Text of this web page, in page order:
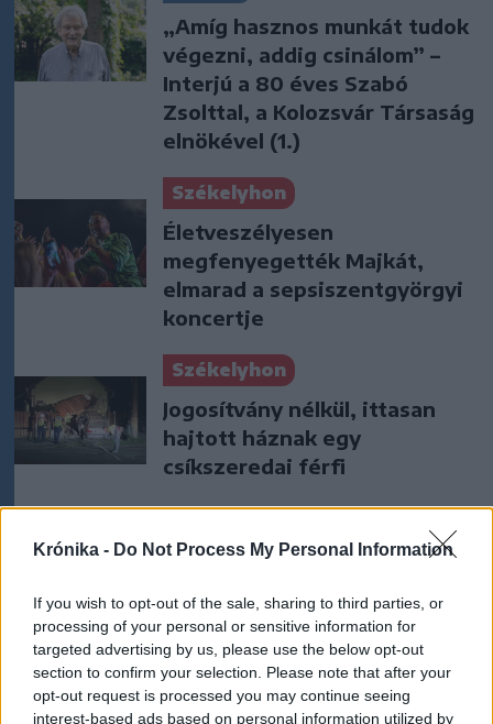
Krónika - Do Not Process My Personal Information
If you wish to opt-out of the sale, sharing to third parties, or
processing of your personal or sensitive information for
targeted advertising by us, please use the below opt-out
section to confirm your selection. Please note that after your
opt-out request is processed you may continue seeing
interest-based ads based on personal information utilized by
„Amíg hasznos munkát tudok
végezni, addig csinálom” –
Interjú a 80 éves Szabó
Zsolttal, a Kolozsvár Társaság
elnökével (1.)
Székelyhon
Életveszélyesen
megfenyegették Majkát,
elmarad a sepsiszentgyörgyi
koncertje
Székelyhon
Jogosítvány nélkül, ittasan
hajtott háznak egy
csíkszeredai férfi
Szembementek a trenddel: a
Sepsi OSK és az FK
Csíkszereda kilóg a sorból a
Szuperligában
Nőileg